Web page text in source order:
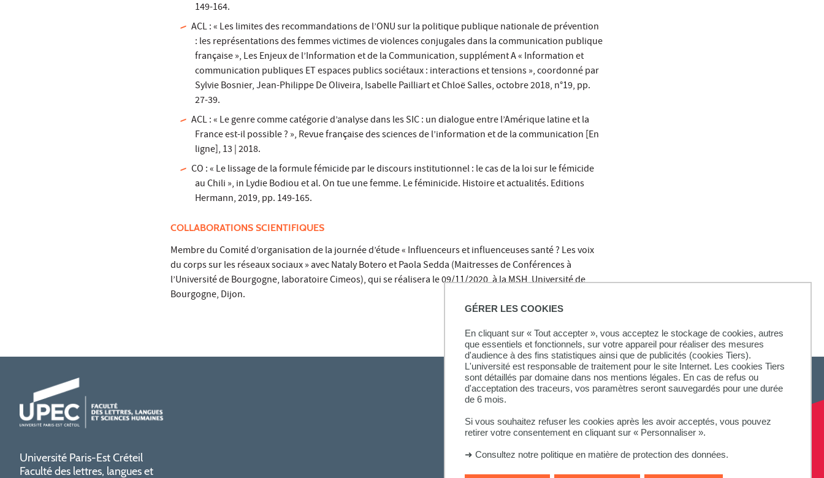
GÉRER LES COOKIES
En cliquant sur « Tout accepter », vous acceptez le stockage de cookies, autres
que essentiels et fonctionnels, sur votre appareil pour réaliser des mesures
d'audience à des fins statistiques ainsi que de publicités (cookies Tiers).
L'université est responsable de traitement pour le site Internet. Les cookies Tiers
sont détaillés par domaine dans nos mentions légales. En cas de refus ou
d'acceptation des traceurs, vos paramètres seront sauvegardés pour une durée
de 6 mois.
Si vous souhaitez refuser les cookies après les avoir acceptés, vous pouvez
retirer votre consentement en cliquant sur « Personnaliser ».
➜ Consultez notre politique en matière de protection des données.
149-164.
ACL : « Les limites des recommandations de l’ONU sur la politique publique nationale de prévention
: les représentations des femmes victimes de violences conjugales dans la communication publique
française », Les Enjeux de l’Information et de la Communication, supplément A « Information et
communication publiques ET espaces publics sociétaux : interactions et tensions », coordonné par
Sylvie Bosnier, Jean-Philippe De Oliveira, Isabelle Pailliart et Chloë Salles, octobre 2018, n°19, pp.
27-39.
ACL : « Le genre comme catégorie d’analyse dans les SIC : un dialogue entre l’Amérique latine et la
France est-il possible ? », Revue française des sciences de l’information et de la communication [En
ligne], 13 | 2018.
CO : « Le lissage de la formule fémicide par le discours institutionnel : le cas de la loi sur le fémicide
au Chili », in Lydie Bodiou et al. On tue une femme. Le féminicide. Histoire et actualités. Editions
Hermann, 2019, pp. 149-165.
COLLABORATIONS SCIENTIFIQUES
Membre du Comité d’organisation de la journée d’étude « Influenceurs et influenceuses santé ? Les voix
du corps sur les réseaux sociaux » avec Nataly Botero et Paola Sedda (Maitresses de Conférences à
l’Université de Bourgogne, laboratoire Cimeos), qui se réalisera le 09/11/2020, à la MSH, Université de
Bourgogne, Dijon.
Université Paris-Est Créteil
Faculté des lettres, langues et